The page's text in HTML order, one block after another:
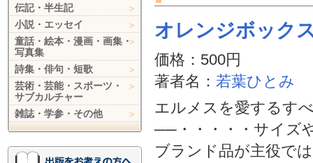
オレンジボック
価格：500円
著者名： 若葉ひとみ
エルメスを愛するす
──・・・・・サイズ
ブランド品が主役で
伝記・半生記
小説・エッセイ
童話・絵本・漫画・画集・
写真集
詩集・俳句・短歌
芸術・芸能・スポーツ・
サブカルチャー
雑誌・学参・その他